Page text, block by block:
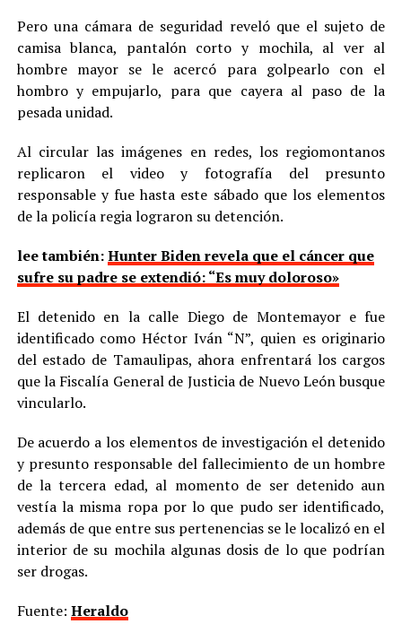
Pero una cámara de seguridad reveló que el sujeto de
camisa blanca, pantalón corto y mochila, al ver al
hombre mayor se le acercó para golpearlo con el
hombro y empujarlo, para que cayera al paso de la
pesada unidad.
Al circular las imágenes en redes, los regiomontanos
replicaron el video y fotografía del presunto
responsable y fue hasta este sábado que los elementos
de la policía regia lograron su detención.
lee también:Hunter Biden revela que el cáncer que
sufre su padre se extendió: “Es muy doloroso»
El detenido en la calle Diego de Montemayor e fue
identificado como Héctor Iván “N”, quien es originario
del estado de Tamaulipas, ahora enfrentará los cargos
que la Fiscalía General de Justicia de Nuevo León busque
vincularlo.
De acuerdo a los elementos de investigación el detenido
y presunto responsable del fallecimiento de un hombre
de la tercera edad, al momento de ser detenido aun
vestía la misma ropa por lo que pudo ser identificado,
además de que entre sus pertenencias se le localizó en el
interior de su mochila algunas dosis de lo que podrían
ser drogas.
Fuente: Heraldo